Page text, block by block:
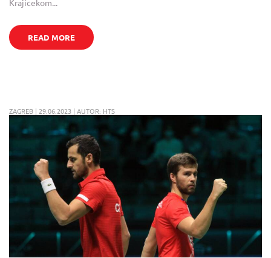
Krajicekom...
READ MORE
ZAGREB | 29.06.2023 | AUTOR: HTS